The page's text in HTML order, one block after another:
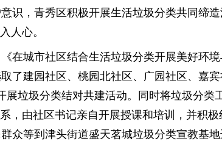
识，青秀区积极开展生活垃圾分类共同缔
人心。
在城市社区结合生活垃圾分类开展美好环
了建园社区、桃园北社区、广园社区、嘉宾
展垃圾分类结对共建活动。同时将垃圾分类
，由社区书记亲自开展授课和培训，并积极
众等到津头街道盛天茗城垃圾分类宣教基